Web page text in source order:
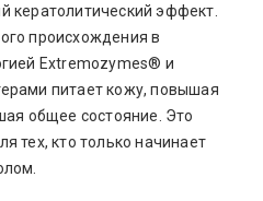
кератолитический эффект.
происхождения в
Extremozymes® и
питает кожу, повышая
общее состояние. Это
тех, кто только начинает